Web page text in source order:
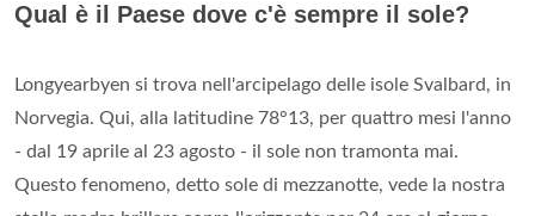
Qual è il Paese dove c'è sempre il sole?
Longyearbyen si trova nell'arcipelago delle isole Svalbard, in
Norvegia. Qui, alla latitudine 78°13, per quattro mesi l'anno
- dal 19 aprile al 23 agosto - il sole non tramonta mai.
Questo fenomeno, detto sole di mezzanotte, vede la nostra